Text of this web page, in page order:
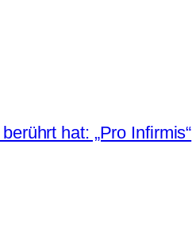
hat: „Pro Infirmis“